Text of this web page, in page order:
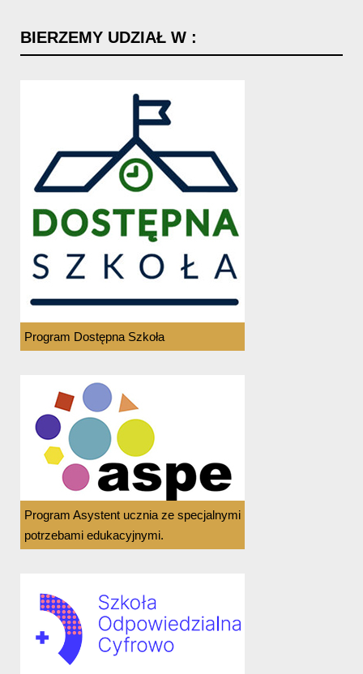
BIERZEMY UDZIAŁ W :
Program Dostępna Szkoła
Program Asystent ucznia ze specjalnymi
potrzebami edukacyjnymi.